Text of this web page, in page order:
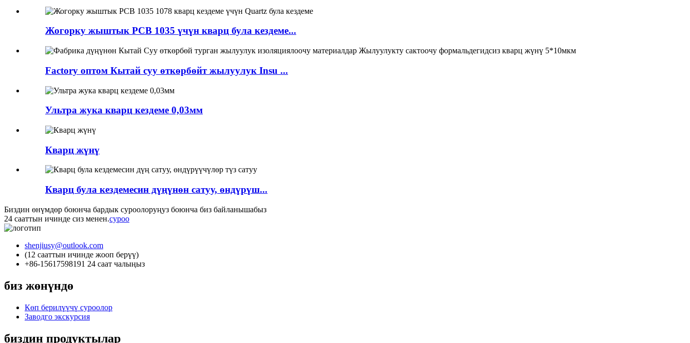
Жогорку жыштык PCB 1035 үчүн кварц була кездеме...
Factory оптом Кытай суу өткөрбөйт жылуулук Insu ...
Ультра жука кварц кездеме 0,03мм
Кварц жүнү
Кварц була кездемесин дүңүнөн сатуу, өндүрүш...
Биздин өнүмдөр боюнча бардык суроолоруңуз боюнча биз байланышабыз
24 сааттын ичинде сиз менен.суроо
shenjiusy@outlook.com
(12 сааттын ичинде жооп берүү)
+86-15617598191 24 саат чалыңыз
биз жөнүндө
Көп берилүүчү суроолор
Заводго экскурсия
биздин продуктылар